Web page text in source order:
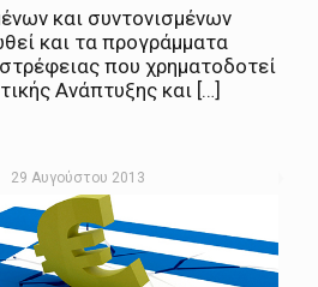
και συντονισμένων
και τα προγράμματα
που χρηματοδοτεί
Ανάπτυξης και […]
29 Αυγούστου 2013